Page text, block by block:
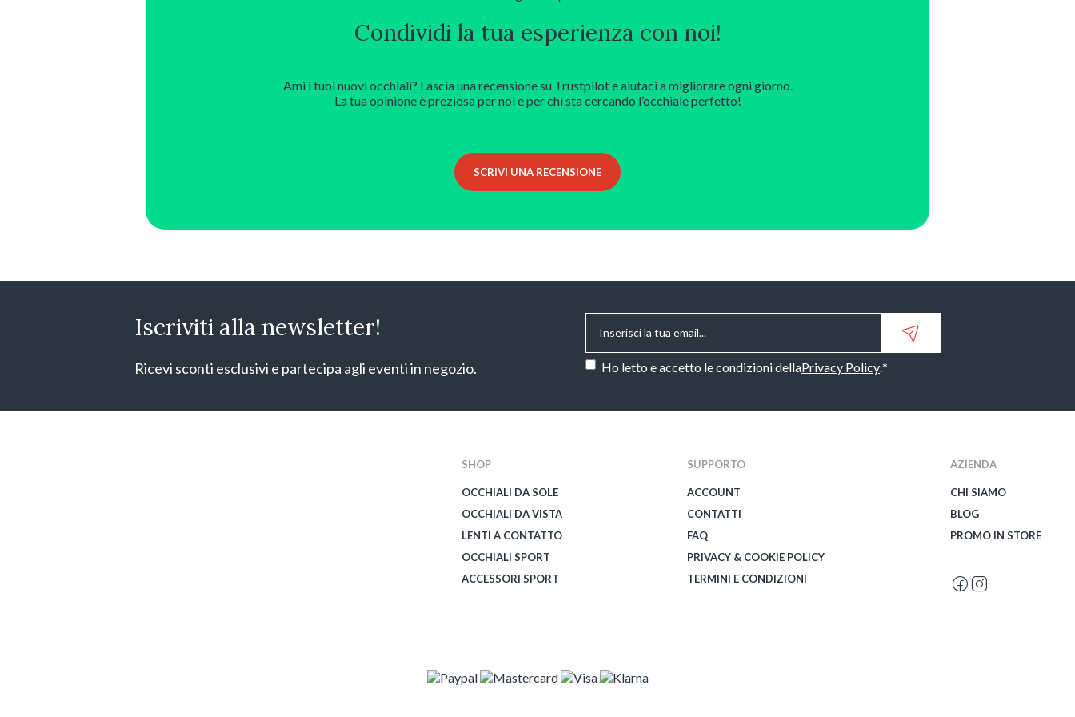
Condividi la tua esperienza con noi!
Ami i tuoi nuovi occhiali? Lascia una recensione su Trustpilot e aiutaci a migliorare ogni giorno.
La tua opinione è preziosa per noi e per chi sta cercando l’occhiale perfetto!
SCRIVI UNA RECENSIONE
Iscriviti alla newsletter!
Ricevi sconti esclusivi e partecipa agli eventi in negozio.
Email*
Consenso*
Ho letto e accetto le condizioni dellaPrivacy Policy.*
SHOP
OCCHIALI DA SOLE
OCCHIALI DA VISTA
LENTI A CONTATTO
OCCHIALI SPORT
ACCESSORI SPORT
SUPPORTO
ACCOUNT
CONTATTI
FAQ
PRIVACY & COOKIE POLICY
TERMINI E CONDIZIONI
AZIENDA
CHI SIAMO
BLOG
PROMO IN STORE